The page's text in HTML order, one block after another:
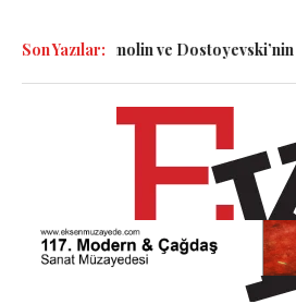
Son Yazılar:
Dennett, Smolin ve Dostoyevski’nin